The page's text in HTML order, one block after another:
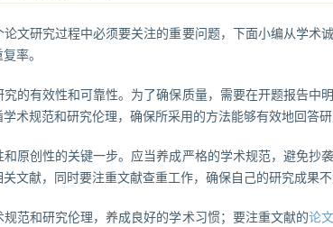
文研究过程中必须要关注的重要问题，下面小编从学术
率。
的有效性和可靠性。为了确保质量，需要在开题报告中
术规范和研究伦理，确保所采用的方法能够有效地回答研
原创性的关键一步。应当养成严格的学术规范，避免抄
文献，同时要注重文献查重工作，确保自己的研究成果不
范和研究伦理，养成良好的学术习惯；要注重文献的论